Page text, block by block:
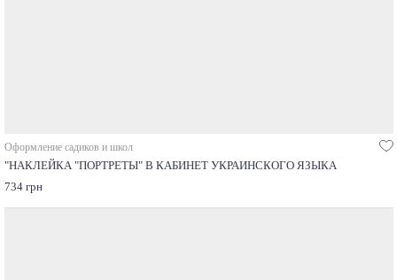
Оформление садиков и школ
"НАКЛЕЙКА "ПОРТРЕТЫ" В КАБИНЕТ УКРАИНСКОГО ЯЗЫКА
734 грн